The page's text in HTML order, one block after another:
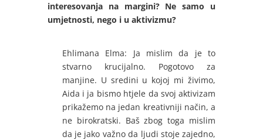
interesovanja na margini? Ne samo u
umjetnosti, nego i u aktivizmu?
Ehlimana Elma: Ja mislim da je to
stvarno krucijalno. Pogotovo za
manjine. U sredini u kojoj mi živimo,
Aida i ja bismo htjele da svoj aktivizam
prikažemo na jedan kreativniji način, a
ne birokratski. Baš zbog toga mislim
da je jako važno da ljudi stoje zajedno,